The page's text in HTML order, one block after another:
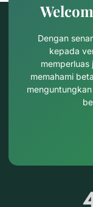
Dengan
kepada
memperluas
memahami